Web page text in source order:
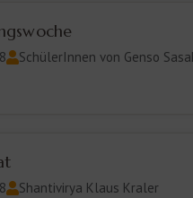
SchülerInnen von Genso
Shantivirya Klaus Kraler